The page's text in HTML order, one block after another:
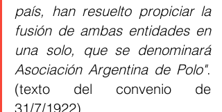
país, han resuelto propiciar la
fusión de ambas entidades en
una solo, que se denominará
Asociación Argentina de Polo".
(texto del convenio de
31/7/1922)